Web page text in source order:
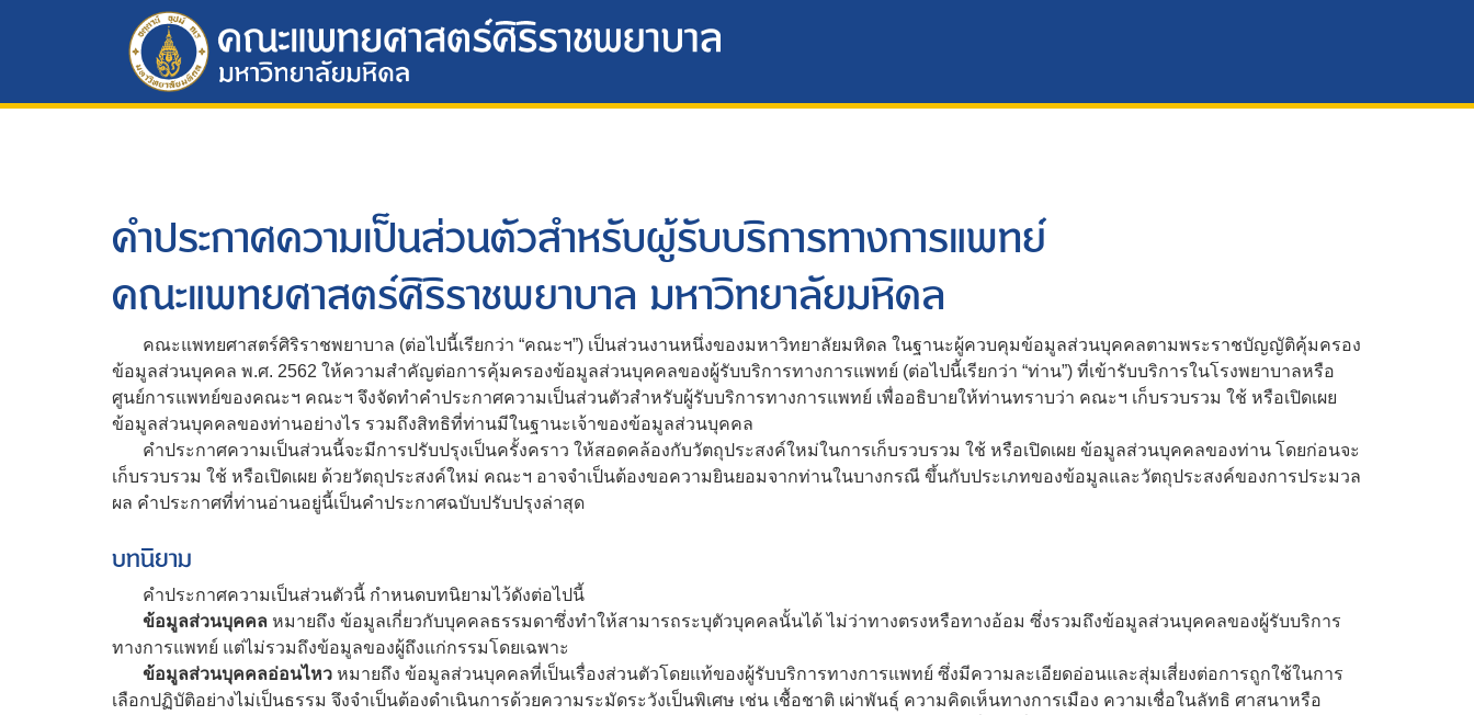
คำประกาศความเป็นส่วนตัวสำหรับผู้รับบริการทางการแพทย์
คณะแพทยศาสตร์ศิริราชพยาบาล มหาวิทยาลัยมหิดล
คณะแพทยศาสตร์ศิริราชพยาบาล (ต่อไปนี้เรียกว่า “คณะฯ”) เป็นส่วนงานหนึ่งของมหาวิทยาลัยมหิดล ในฐานะผู้ควบคุมข้อมูลส่วนบุคคลตามพระราชบัญญัติคุ้มครอง
ข้อมูลส่วนบุคคล พ.ศ. 2562 ให้ความสำคัญต่อการคุ้มครองข้อมูลส่วนบุคคลของผู้รับบริการทางการแพทย์ (ต่อไปนี้เรียกว่า “ท่าน”) ที่เข้ารับบริการในโรงพยาบาลหรือ
ศูนย์การแพทย์ของคณะฯ คณะฯ จึงจัดทำคำประกาศความเป็นส่วนตัวสำหรับผู้รับบริการทางการแพทย์ เพื่ออธิบายให้ท่านทราบว่า คณะฯ เก็บรวบรวม ใช้ หรือเปิดเผย
ข้อมูลส่วนบุคคลของท่านอย่างไร รวมถึงสิทธิที่ท่านมีในฐานะเจ้าของข้อมูลส่วนบุคคล
คำประกาศความเป็นส่วนนี้จะมีการปรับปรุงเป็นครั้งคราว ให้สอดคล้องกับวัตถุประสงค์ใหม่ในการเก็บรวบรวม ใช้ หรือเปิดเผย ข้อมูลส่วนบุคคลของท่าน โดยก่อนจะ
เก็บรวบรวม ใช้ หรือเปิดเผย ด้วยวัตถุประสงค์ใหม่ คณะฯ อาจจำเป็นต้องขอความยินยอมจากท่านในบางกรณี ขึ้นกับประเภทของข้อมูลและวัตถุประสงค์ของการประมวล
ผล คำประกาศที่ท่านอ่านอยู่นี้เป็นคำประกาศฉบับปรับปรุงล่าสุด
บทนิยาม
คำประกาศความเป็นส่วนตัวนี้ กำหนดบทนิยามไว้ดังต่อไปนี้
ข้อมูลส่วนบุคคล หมายถึง ข้อมูลเกี่ยวกับบุคคลธรรมดาซึ่งทำให้สามารถระบุตัวบุคคลนั้นได้ ไม่ว่าทางตรงหรือทางอ้อม ซึ่งรวมถึงข้อมูลส่วนบุคคลของผู้รับบริการ
ทางการแพทย์ แต่ไม่รวมถึงข้อมูลของผู้ถึงแก่กรรมโดยเฉพาะ
ข้อมูลส่วนบุคคลอ่อนไหว หมายถึง ข้อมูลส่วนบุคคลที่เป็นเรื่องส่วนตัวโดยแท้ของผู้รับบริการทางการแพทย์ ซึ่งมีความละเอียดอ่อนและสุ่มเสี่ยงต่อการถูกใช้ในการ
เลือกปฏิบัติอย่างไม่เป็นธรรม จึงจำเป็นต้องดำเนินการด้วยความระมัดระวังเป็นพิเศษ เช่น เชื้อชาติ เผ่าพันธุ์ ความคิดเห็นทางการเมือง ความเชื่อในลัทธิ ศาสนาหรือ